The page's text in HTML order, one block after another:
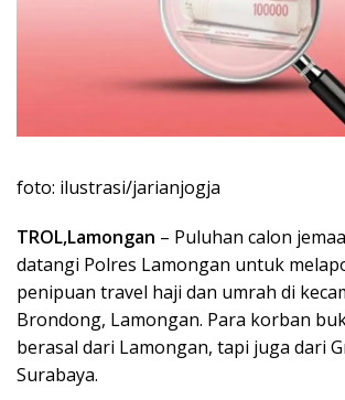
foto: ilustrasi/jarianjogja
TROL,Lamongan – Puluhan calon
datangi Polres Lamongan untuk
penipuan travel haji dan umrah di
Brondong, Lamongan. Para korban
berasal dari Lamongan, tapi juga dari
Surabaya.